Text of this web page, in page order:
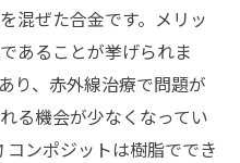
混ぜた合金です。メリッ
あることが挙げられま
り、赤外線治療で問題が
る機会が少なくなってい
コンポジットは樹脂ででき